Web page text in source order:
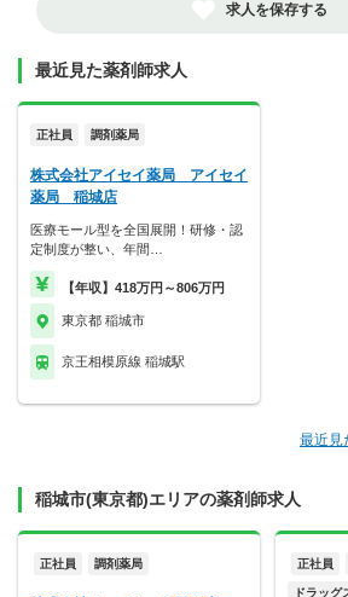
求人を保存する
最近見た薬剤師求人
正社員 調剤薬局
株式会社アイセイ薬局 アイセイ
薬局 稲城店
医療モール型を全国展開！研修・認
定制度が整い、年間…
【年収】418万円～806万円
東京都 稲城市
京王相模原線 稲城駅
最近見
稲城市(東京都)エリアの薬剤師求人
正社員 調剤薬局 正社員
ドラッグ